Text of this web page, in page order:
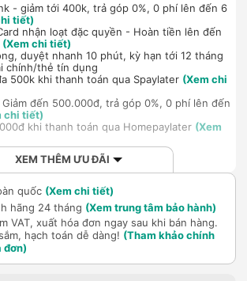
- giảm tới 400k, trả góp 0%, 0 phí lên đến 6
tiết)
nhận loạt đặc quyền - Hoàn tiền lên đến
(Xem chi tiết)
duyệt nhanh 10 phút, kỳ hạn tới 12 tháng
chính/thẻ tín dụng
500k khi thanh toán qua Spaylater (Xem chi
Giảm đến 500.000đ, trả góp 0%, 0 phí lên đến
chi tiết)
khi thanh toán qua Homepaylater (Xem
XEM THÊM ƯU ĐÃI
quốc (Xem chi tiết)
hãng 24 tháng (Xem trung tâm bảo hành)
VAT, xuất hóa đơn ngay sau khi bán hàng.
hạch toán dễ dàng! (Tham khảo chính
đơn)